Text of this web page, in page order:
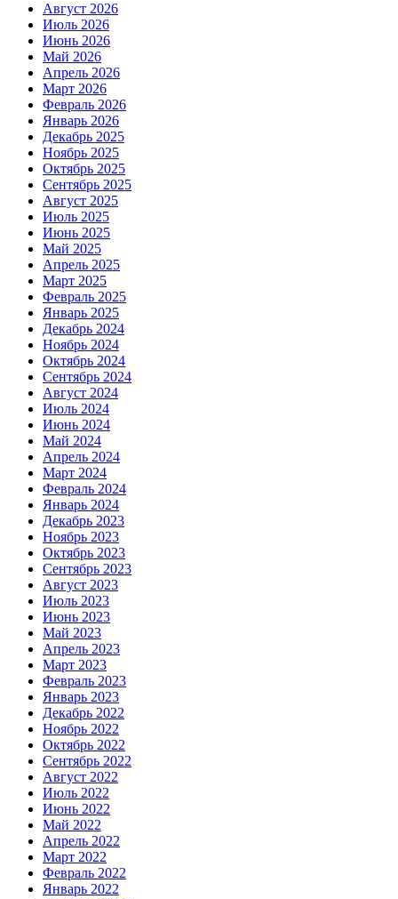
Август 2026
Июль 2026
Июнь 2026
Май 2026
Апрель 2026
Март 2026
Февраль 2026
Январь 2026
Декабрь 2025
Ноябрь 2025
Октябрь 2025
Сентябрь 2025
Август 2025
Июль 2025
Июнь 2025
Май 2025
Апрель 2025
Март 2025
Февраль 2025
Январь 2025
Декабрь 2024
Ноябрь 2024
Октябрь 2024
Сентябрь 2024
Август 2024
Июль 2024
Июнь 2024
Май 2024
Апрель 2024
Март 2024
Февраль 2024
Январь 2024
Декабрь 2023
Ноябрь 2023
Октябрь 2023
Сентябрь 2023
Август 2023
Июль 2023
Июнь 2023
Май 2023
Апрель 2023
Март 2023
Февраль 2023
Январь 2023
Декабрь 2022
Ноябрь 2022
Октябрь 2022
Сентябрь 2022
Август 2022
Июль 2022
Июнь 2022
Май 2022
Апрель 2022
Март 2022
Февраль 2022
Январь 2022